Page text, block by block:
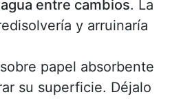
entre cambios. La
y arruinaría
papel absorbente
su superficie. Déjalo